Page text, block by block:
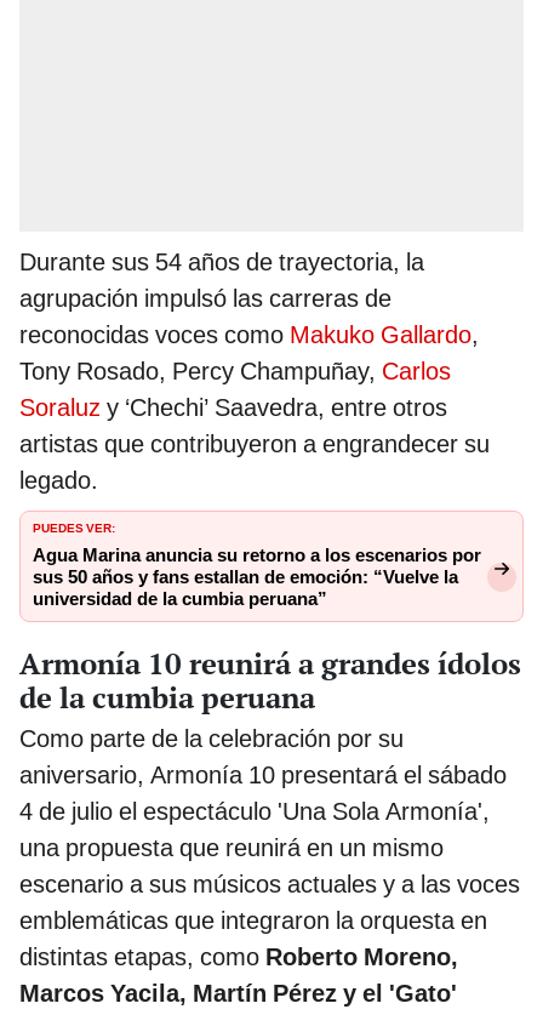
Durante sus 54 años de trayectoria, la
agrupación impulsó las carreras de
reconocidas voces como Makuko Gallardo,
Tony Rosado, Percy Champuñay, Carlos
Soraluz y ‘Chechi’ Saavedra, entre otros
artistas que contribuyeron a engrandecer su
legado.
PUEDES VER:
Agua Marina anuncia su retorno a los escenarios por
sus 50 años y fans estallan de emoción: “Vuelve la
universidad de la cumbia peruana”
Armonía 10 reunirá a grandes ídolos
de la cumbia peruana
Como parte de la celebración por su
aniversario, Armonía 10 presentará el sábado
4 de julio el espectáculo 'Una Sola Armonía',
una propuesta que reunirá en un mismo
escenario a sus músicos actuales y a las voces
emblemáticas que integraron la orquesta en
distintas etapas, como Roberto Moreno,
Marcos Yacila, Martín Pérez y el 'Gato'